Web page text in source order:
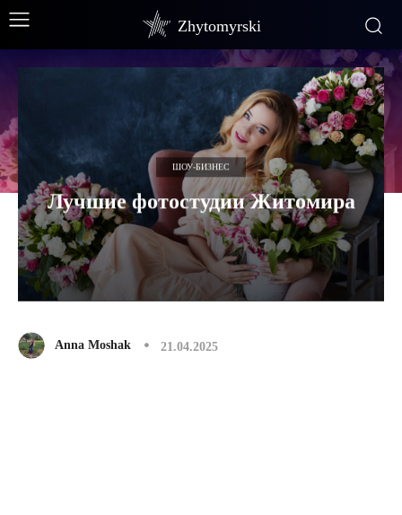
Zhytomyrski
ШОУ-БИЗНЕС
Лучшие фотостудии Житомира
Anna Moshak 21.04.2025